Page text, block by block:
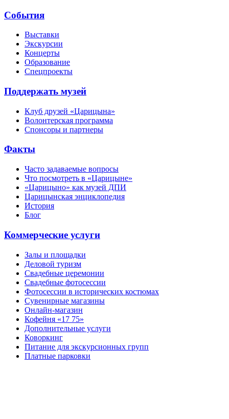
События
Выставки
Экскурсии
Концерты
Образование
Спецпроекты
Поддержать музей
Клуб друзей «Царицына»
Волонтерская программа
Спонсоры и партнеры
Факты
Часто задаваемые вопросы
Что посмотреть в «Царицыне»
«Царицыно» как музей ДПИ
Царицынская энциклопедия
История
Блог
Коммерческие услуги
Залы и площадки
Деловой туризм
Свадебные церемонии
Свадебные фотосессии
Фотосессии в исторических костюмах
Сувенирные магазины
Онлайн-магазин
Кофейня «17 75»
Дополнительные услуги
Коворкинг
Питание для экскурсионных групп
Платные парковки